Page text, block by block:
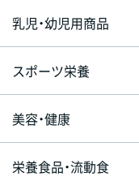
乳児・幼児用商品
スポーツ栄養
美容・健康
栄養食品・流動食